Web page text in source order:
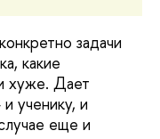
задачи
какие
хуже. Дает
ученику, и
еще и